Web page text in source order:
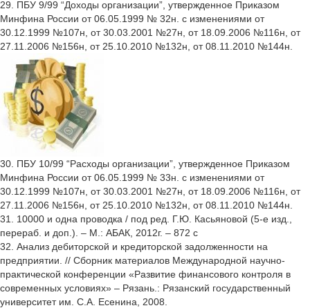
29. ПБУ 9/99 “Доходы организации”, утвержденное Приказом
Минфина России от 06.05.1999 № 32н. с изменениями от
30.12.1999 №107н, от 30.03.2001 №27н, от 18.09.2006 №116н, от
27.11.2006 №156н, от 25.10.2010 №132н, от 08.11.2010 №144н.
30. ПБУ 10/99 “Расходы организации”, утвержденное Приказом
Минфина России от 06.05.1999 № 33н. с изменениями от
30.12.1999 №107н, от 30.03.2001 №27н, от 18.09.2006 №116н, от
27.11.2006 №156н, от 25.10.2010 №132н, от 08.11.2010 №144н.
31. 10000 и одна проводка / под ред. Г.Ю. Касьяновой (5-е изд.,
перераб. и доп.). – М.: АБАК, 2012г. – 872 с
32. Анализ дебиторской и кредиторской задолженности на
предприятии. // Сборник материалов Международной научно-
практической конференции «Развитие финансового контроля в
современных условиях» – Рязань.: Рязанский государственный
университет им. С.А. Есенина, 2008.